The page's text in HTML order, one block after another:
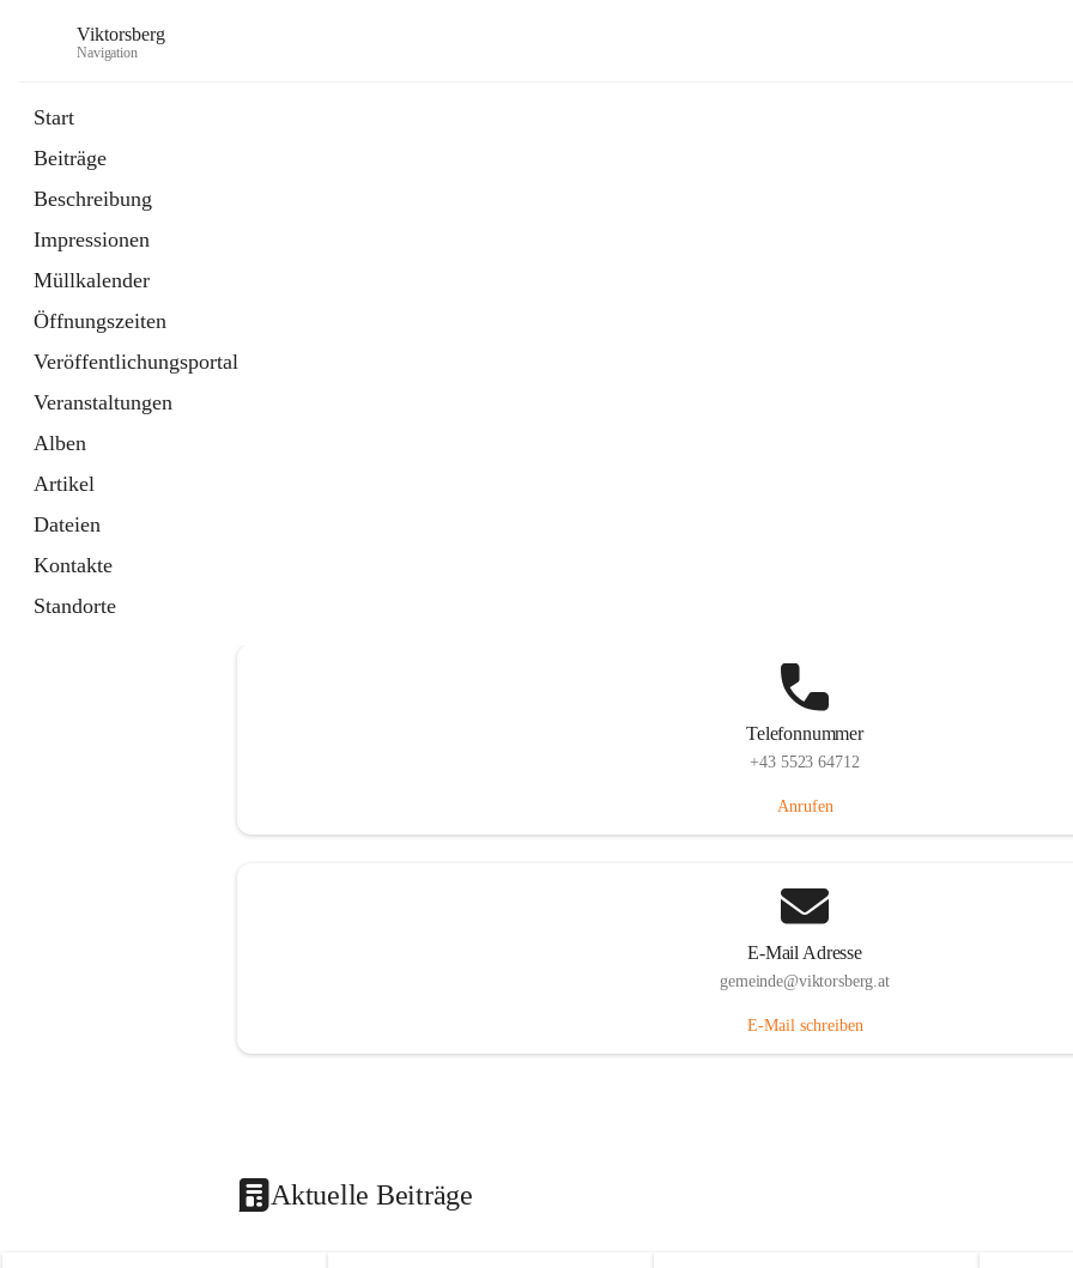
Viktorsberg
Navigation
Start
Beiträge
Beschreibung
Impressionen
Müllkalender
Öffnungszeiten
Veröffentlichungsportal
Veranstaltungen
Alben
Artikel
Dateien
Kontakte
Standorte
Telefonnummer
+43 5523 64712
Anrufen
E-Mail Adresse
gemeinde@viktorsberg.at
E-Mail schreiben
Aktuelle Beiträge